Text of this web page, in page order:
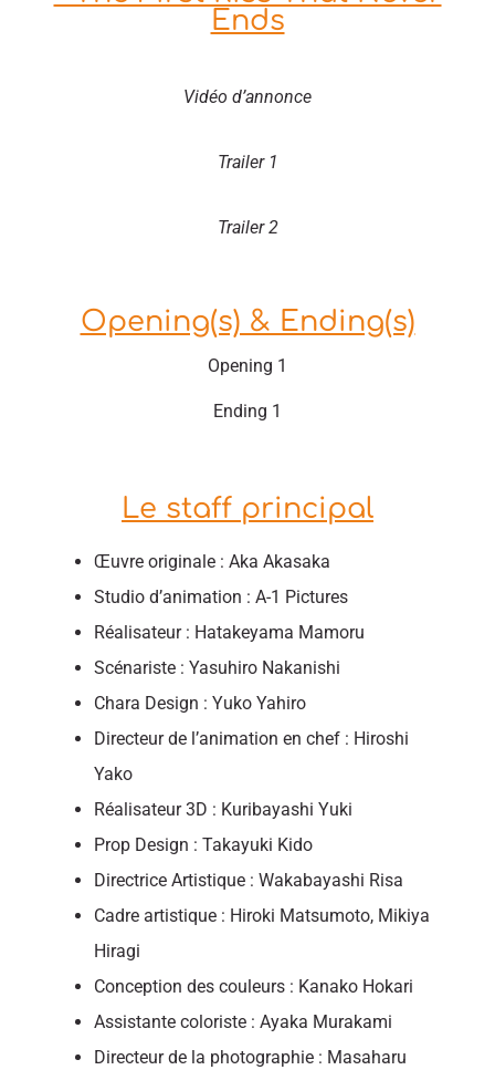
Ends
Vidéo d’annonce
Trailer 1
Trailer 2
Opening(s) & Ending(s)
Opening 1
Ending 1
Le staff principal
Œuvre originale : Aka Akasaka
Studio d’animation : A-1 Pictures
Réalisateur : Hatakeyama Mamoru
Scénariste : Yasuhiro Nakanishi
Chara Design : Yuko Yahiro
Directeur de l’animation en chef : Hiroshi
Yako
Réalisateur 3D : Kuribayashi Yuki
Prop Design : Takayuki Kido
Directrice Artistique : Wakabayashi Risa
Cadre artistique : Hiroki Matsumoto, Mikiya
Hiragi
Conception des couleurs : Kanako Hokari
Assistante coloriste : Ayaka Murakami
Directeur de la photographie : Masaharu